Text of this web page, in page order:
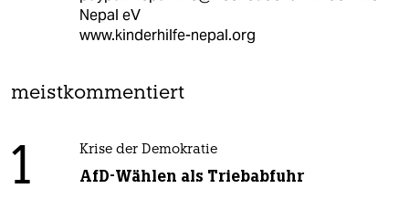
Nepal eV
www.kinderhilfe-nepal.org
meistkommentiert
1 Krise der Demokratie
AfD-Wählen als Triebabfuhr